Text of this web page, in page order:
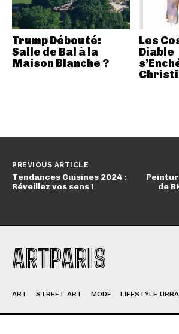
Trump Débouté:
Salle de Bal à la
Maison Blanche ?
Les
Diable
PREVIOUS ARTICLE
Tendances Cuisines 2024 :
Réveillez vos sens !
de
ARTPARIS
ART STREET ART MODE LIFESTYLE